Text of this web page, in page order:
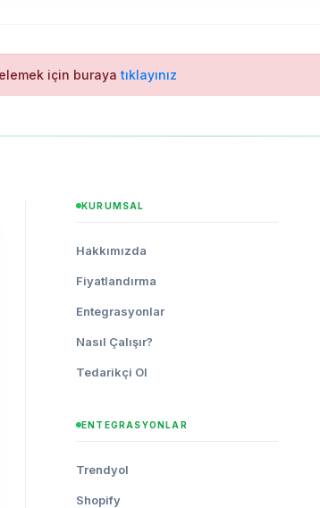
için burayatıklayınız
KURUMSAL
Hakkımızda
Fiyatlandırma
Entegrasyonlar
Nasıl Çalışır?
Tedarikçi Ol
ENTEGRASYONLAR
Trendyol
Shopify